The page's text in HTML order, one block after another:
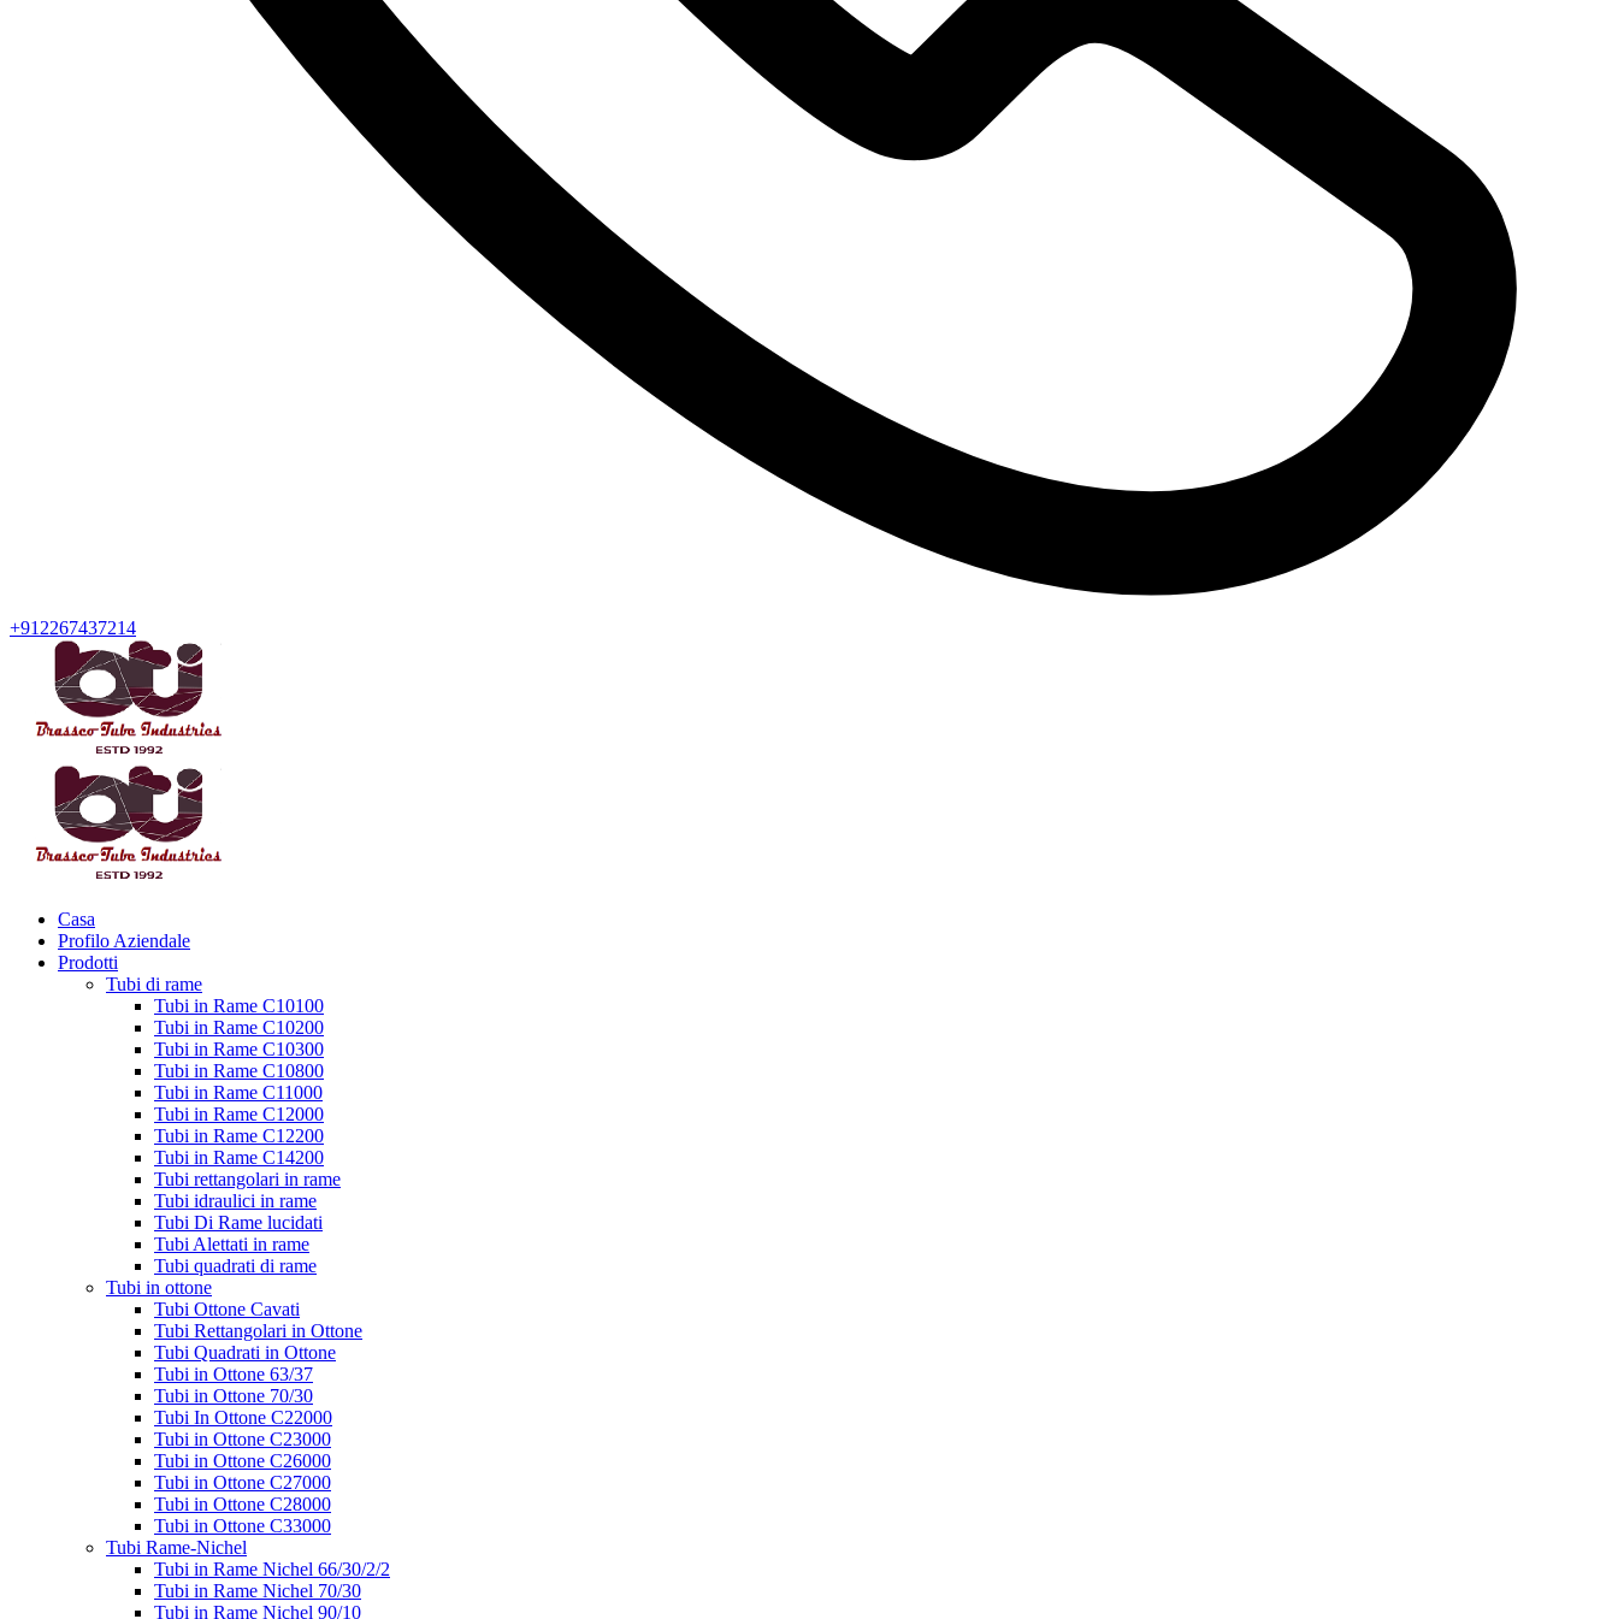
+912267437214
Casa
Profilo Aziendale
Prodotti
Tubi di rame
Tubi in Rame C10100
Tubi in Rame C10200
Tubi in Rame C10300
Tubi in Rame C10800
Tubi in Rame C11000
Tubi in Rame C12000
Tubi in Rame C12200
Tubi in Rame C14200
Tubi rettangolari in rame
Tubi idraulici in rame
Tubi Di Rame lucidati
Tubi Alettati in rame
Tubi quadrati di rame
Tubi in ottone
Tubi Ottone Cavati
Tubi Rettangolari in Ottone
Tubi Quadrati in Ottone
Tubi in Ottone 63/37
Tubi in Ottone 70/30
Tubi In Ottone C22000
Tubi in Ottone C23000
Tubi in Ottone C26000
Tubi in Ottone C27000
Tubi in Ottone C28000
Tubi in Ottone C33000
Tubi Rame-Nichel
Tubi in Rame Nichel 66/30/2/2
Tubi in Rame Nichel 70/30
Tubi in Rame Nichel 90/10